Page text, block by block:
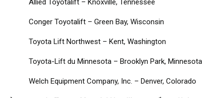
Allied Toyotalift – Knoxville, Tennessee
Conger Toyotalift – Green Bay, Wisconsin
Toyota Lift Northwest – Kent, Washington
Toyota-Lift du Minnesota – Brooklyn Park, Minnesota
Welch Equipment Company, Inc. – Denver, Colorado